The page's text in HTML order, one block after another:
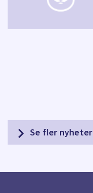
Se fler nyheter